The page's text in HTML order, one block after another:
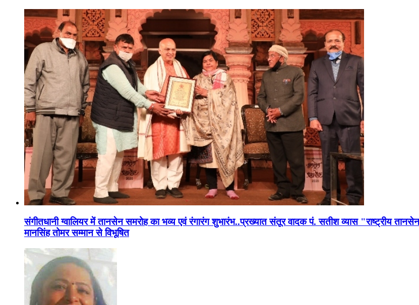
संगीतधानी ग्वालियर में तानसेन समरोह का भव्य एवं रंगारंग शुभारंभ..प्रख्यात संतूर वादक पं. सतीश व्यास "राष्ट्रीय
मानसिंह तोमर सम्मान से विभूषित